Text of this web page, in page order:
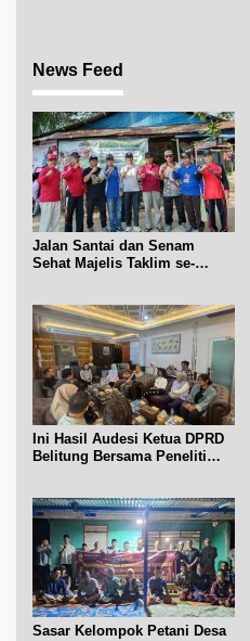
News Feed
Jalan Santai dan Senam
Sehat Majelis Taklim se-
Ini Hasil Audesi Ketua DPRD
Belitung Bersama Peneliti
Sasar Kelompok Petani Desa